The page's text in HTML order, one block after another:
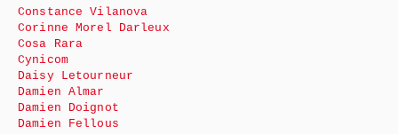
Constance Vilanova
Corinne Morel Darleux
Cosa Rara
Cynicom
Daisy Letourneur
Damien Almar
Damien Doignot
Damien Fellous